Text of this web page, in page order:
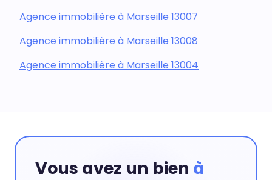
Agence immobilière à Marseille 13007
Agence immobilière à Marseille 13008
Agence immobilière à Marseille 13004
Vous avez un bien à